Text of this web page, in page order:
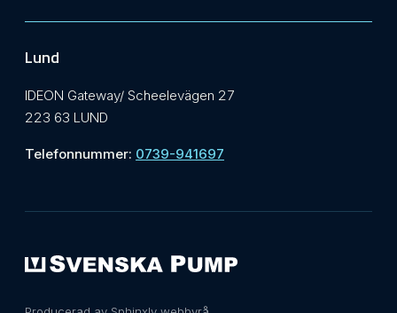
Lund
IDEON Gateway/ Scheelevägen 27
223 63 LUND
Telefonnummer: 0739-941697